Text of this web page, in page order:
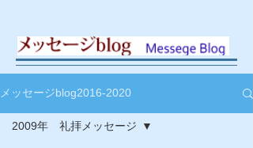
メッセージblog2016-2020
2009年 礼拝メッセージ